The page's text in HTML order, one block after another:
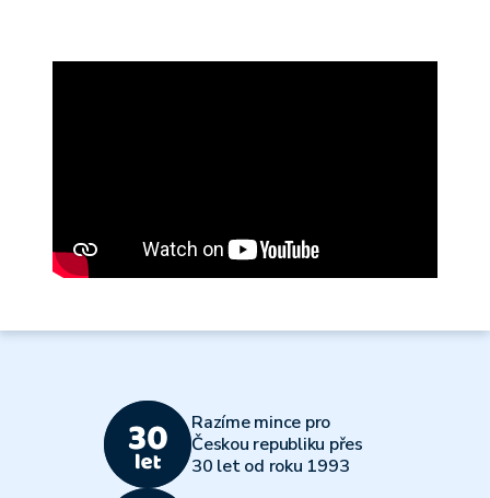
Razíme mince pro
Českou republiku přes
30 let od roku 1993